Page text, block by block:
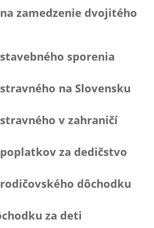
zamedzenie dvojitého
sporenia
na Slovensku
v zahraničí
za dedičstvo
dôchodku
za deti